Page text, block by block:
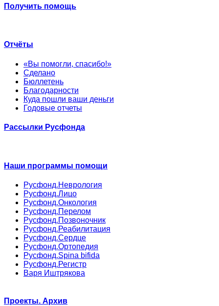
Получить помощь
Отчёты
«Вы помогли, спасибо!»
Сделано
Бюллетень
Благодарности
Куда пошли ваши деньги
Годовые отчеты
Рассылки Русфонда
Наши программы помощи
Русфонд.Неврология
Русфонд.Лицо
Русфонд.Онкология
Русфонд.Перелом
Русфонд.Позвоночник
Русфонд.Реабилитация
Русфонд.Сердце
Русфонд.Ортопедия
Русфонд.Spina bifida
Русфонд.Регистр
Варя Иштрякова
Проекты. Архив